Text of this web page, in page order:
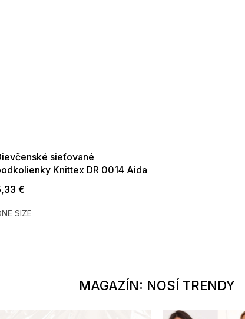
116/122
sieťované
Knittex DR 0014 Aida
€
SIZE
MAGAZÍN: NOSÍ TRENDY